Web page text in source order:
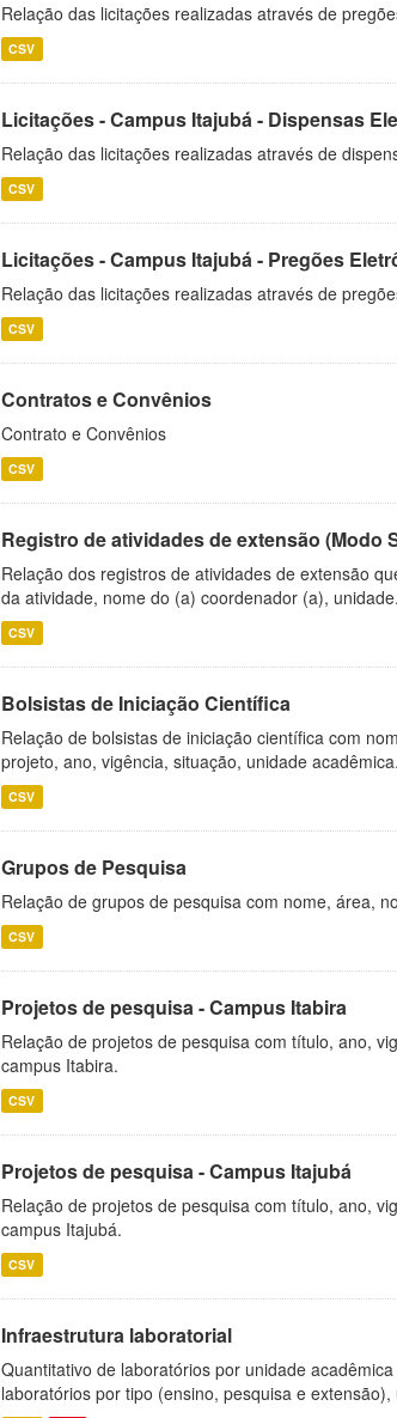
Relação das licitações realizadas através de
CSV
Licitações - Campus Itajubá - Dispensas
Relação das licitações realizadas através de
CSV
Licitações - Campus Itajubá - Pregões
Relação das licitações realizadas através de
CSV
Contratos e Convênios
Contrato e Convênios
CSV
Registro de atividades de extensão (Modo
Relação dos registros de atividades de extensão
da atividade, nome do (a) coordenador (a),
CSV
Bolsistas de Iniciação Científica
Relação de bolsistas de iniciação científica com
projeto, ano, vigência, situação, unidade acadêmica.
CSV
Grupos de Pesquisa
Relação de grupos de pesquisa com nome, área,
CSV
Projetos de pesquisa - Campus Itabira
Relação de projetos de pesquisa com título, ano,
campus Itabira.
CSV
Projetos de pesquisa - Campus Itajubá
Relação de projetos de pesquisa com título, ano,
campus Itajubá.
CSV
Infraestrutura laboratorial
Quantitativo de laboratórios por unidade
laboratórios por tipo (ensino, pesquisa e extensão),